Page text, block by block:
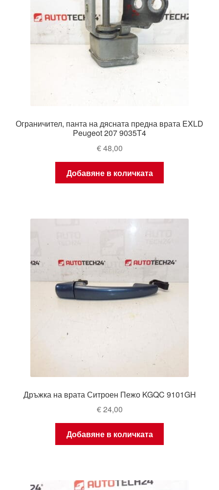
Ограничител, панта на дясната предна врата EXLD
Peugeot 207 9035T4
€48,00
Добавяне в количката
Дръжка на врата Ситроен Пежо KGQC 9101GH
€24,00
Добавяне в количката